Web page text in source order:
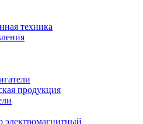
техника
продукция
электромагнитный